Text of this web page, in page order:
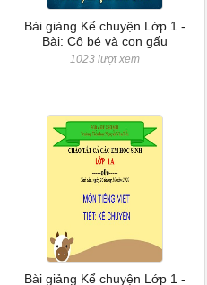
Bài giảng Kể chuyện Lớp 1 -
Bài: Cô bé và con gấu
1023 lượt xem
Bài giảng Kể chuyện Lớp 1 -